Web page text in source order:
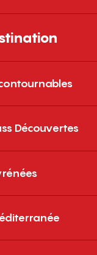
Découvertes
4 saison,
Via